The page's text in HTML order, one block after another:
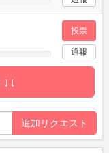
投票
通報